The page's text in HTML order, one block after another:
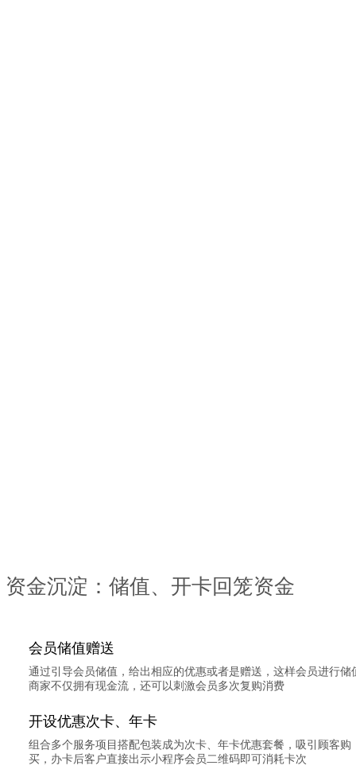
资金沉淀：储值、开卡回笼资金
会员储值赠送
通过引导会员储值，给出相应的优惠或者是赠送，这样会员进行储
商家不仅拥有现金流，还可以刺激会员多次复购消费
开设优惠次卡、年卡
组合多个服务项目搭配包装成为次卡、年卡优惠套餐，吸引顾客购
买，办卡后客户直接出示小程序会员二维码即可消耗卡次